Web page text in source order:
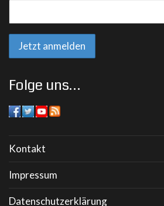
Folge uns…
Kontakt
Impressum
Datenschutzerklärung